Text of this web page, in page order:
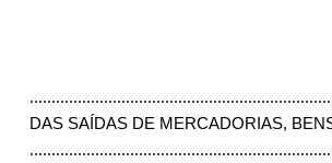
DAS SAÍDAS DE MERCADORIAS,